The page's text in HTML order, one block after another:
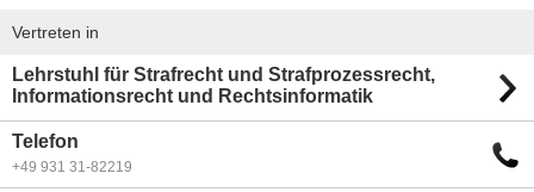
Vertreten in
Lehrstuhl für Strafrecht und Strafprozessrecht,
Informationsrecht und Rechtsinformatik
Telefon
+49 931 31-82219